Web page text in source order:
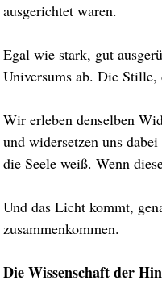
ausgerichtet waren.
Egal wie stark, gut
Universums ab. Die Stille,
Wir erleben denselben
und widersetzen uns
die Seele weiß. Wenn
Und das Licht kommt,
zusammenkommen.
Die Wissenschaft der